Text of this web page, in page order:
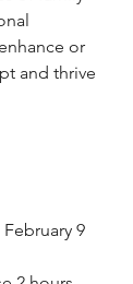
or
and thrive
9